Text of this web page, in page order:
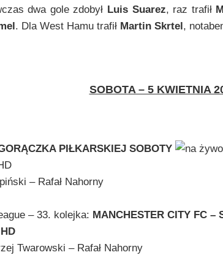
dwa gole zdobył Luis Suarez, raz trafił
. Dla West Hamu trafił Martin Skrtel,
SOBOTA – 5 KWIETNIA
PIŁKARSKIEJ SOBOTY
– Rafał Nahorny
– 33. kolejka: MANCHESTER CITY FC –
Twarowski – Rafał Nahorny